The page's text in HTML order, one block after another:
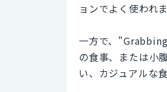
ョンでよく使われま
一方で、
の食事、または小
い、カジュアルな